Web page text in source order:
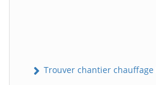
Trouver chantier chauffage